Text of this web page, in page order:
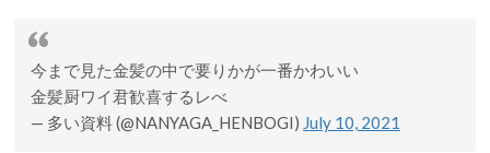
今まで見た金髪の中で要りかが一番かわいい
金髪厨ワイ君歓喜するレべ
— 多い資料 (@NANYAGA_HENBOGI) July 10, 2021